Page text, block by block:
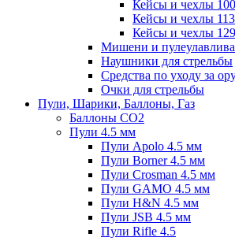
Кейсы и чехлы
Кейсы и чехлы
Кейсы и чехлы
Мишени и
Наушники для стрельбы
Средства по уходу за
Очки для стрельбы
Пули, Шарики, Баллоны, Газ
Баллоны CO2
Пули 4.5 мм
Пули Apolo 4.5 мм
Пули Borner 4.5 мм
Пули Crosman 4.5 мм
Пули GAMO 4.5 мм
Пули H&N 4.5 мм
Пули JSB 4.5 мм
Пули Rifle 4.5